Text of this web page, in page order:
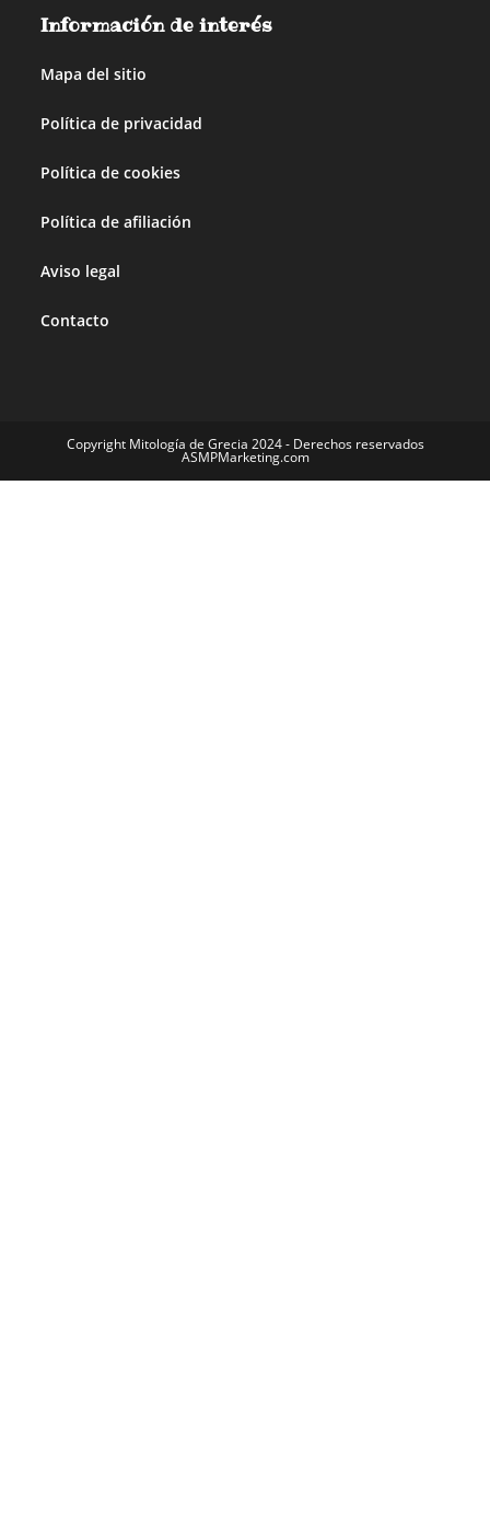
Información de interés
Mapa del sitio
Política de privacidad
Política de cookies
Política de afiliación
Aviso legal
Contacto
Copyright Mitología de Grecia 2024 - Derechos reservados
ASMPMarketing.com